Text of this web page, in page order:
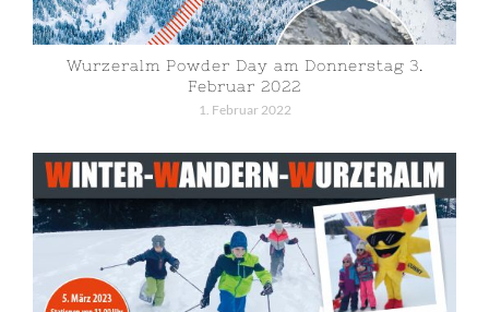
Wurzeralm Powder Day am Donnerstag 3.
Februar 2022
1. Februar 2022